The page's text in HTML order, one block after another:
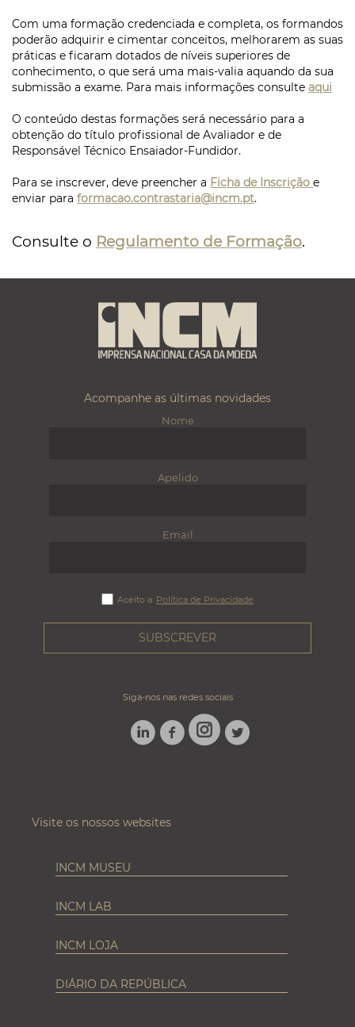
Com uma formação credenciada e completa, os formandos
poderão adquirir e cimentar conceitos, melhorarem as suas
práticas e ficaram dotados de níveis superiores de
conhecimento, o que será uma mais-valia aquando da sua
submissão a exame. Para mais informações consulte aqui
O conteúdo destas formações será necessário para a
obtenção do título profissional de Avaliador e de
Responsável Técnico Ensaiador-Fundidor.
Para se inscrever, deve preencher a Ficha de Inscrição e
enviar para formacao.contrastaria@incm.pt.
Consulte o Regulamento de Formação.
Acompanhe as últimas novidades
Nome
Apelido
Email
Aceito a Política de Privacidade
Siga-nos nas redes sociais
LINKEDINFACEBOOK
INSTAGRAM
TWITTER
Visite os nossos websites
INCM MUSEU
INCM LAB
INCM LOJA
DIÁRIO DA REPÚBLICA